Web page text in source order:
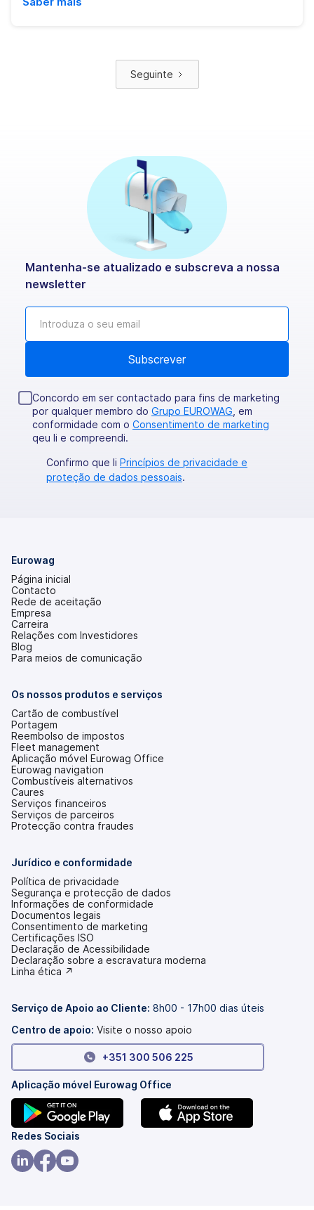
camiões aqui perto?» — transforma-se muitas
deveriam ser garantidas. No 42.º episódio do
webinar Eurowag Time for Transport, especialistas
do setor partilharam a sua visão sobre estes
Seguinte
Mantenha-se atualizado e subscreva a nossa
newsletter
Concordo em ser contactado para fins de marketing
por qualquer membro do Grupo EUROWAG , em
conformidade com o Consentimento de marketing
qeu li e compreendi.
Confirmo que li Princípios de privacidade e
proteção de dados pessoais.
Eurowag
Página inicial
Contacto
Rede de aceitação
Empresa
Carreira
Relações com Investidores
(abre
num
Blog
Para meios de comunicação
Os nossos produtos e serviços
Cartão de combustível
Portagem
Reembolso de impostos
Fleet management
Aplicação móvel Eurowag Office
Eurowag navigation
Combustíveis alternativos
Caures
Serviços financeiros
Serviços de parceiros
Protecção contra fraudes
Jurídico e conformidade
Política de privacidade
Segurança e protecção de dados
Informações de conformidade
Documentos legais
Consentimento de marketing
Certificações ISO
Declaração de Acessibilidade
(abre
num
Declaração sobre a escravatura moderna
(abre
separador)
Linha ética ↗
Serviço de Apoio ao Cliente: 8h00 - 17h00 dias úteis
Centro de apoio: Visite o nosso apoio
+351 300 506 225
Aplicação móvel Eurowag Office
(abre
num
novo
Redes Sociais